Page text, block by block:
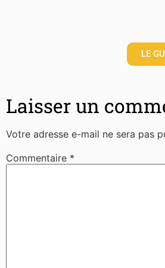
LE
Laisser un
Votre adresse e-mail ne sera pas
Commentaire *